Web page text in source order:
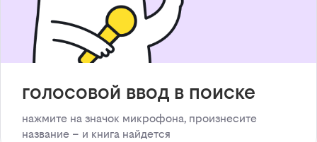
голосовой ввод в поиске
нажмите на значок микрофона, произнесите
название – и книга найдется